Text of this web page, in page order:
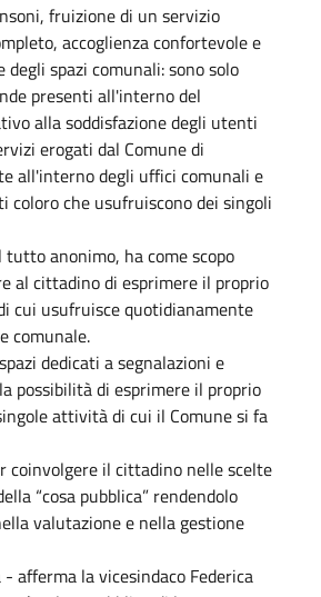
fruizione di un servizio
accoglienza confortevole e
degli spazi comunali: sono solo
presenti all'interno del
alla soddisfazione degli utenti
erogati dal Comune di
all'interno degli uffici comunali e
coloro che usufruiscono dei singoli
anonimo, ha come scopo
al cittadino di esprimere il proprio
cui usufruisce quotidianamente
comunale.
dedicati a segnalazioni e
possibilità di esprimere il proprio
attività di cui il Comune si fa
coinvolgere il cittadino nelle scelte
“cosa pubblica” rendendolo
valutazione e nella gestione
afferma la vicesindaco Federica